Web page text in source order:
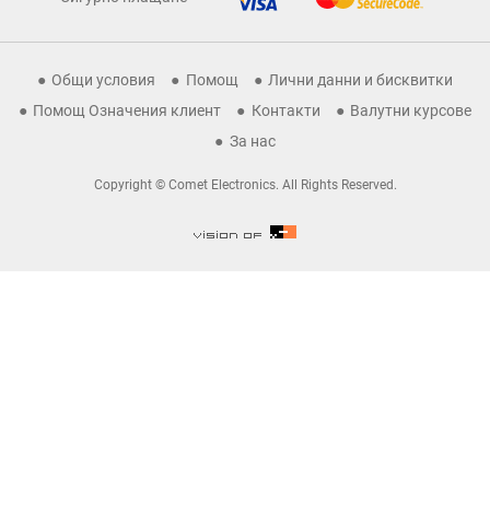
Общи условия Помощ
Лични данни и бисквитки
Помощ Означения клиент
Контакти
Валутни курсове
За нас
Copyright © Comet Electronics. All Rights Reserved.